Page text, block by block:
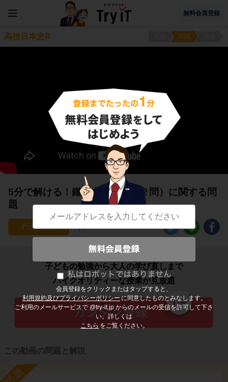
無料会員登録
会員登録をクリックまたはタップすると、
利用規約及びプライバシーポリシーに同意したものとみなします。
ご利用のメールサービスで @try-it.jp からのメールの受信を許可して下さ
い。詳しくは
こちら をご覧ください。
高校日本史B 問題
5分で解ける！鎌倉文化９（第２問）に関する問
題
11
子どもの勉強から大人の学び直しまで
ハイクオリティーな授業が見放題
この動画の問題と解説
問題